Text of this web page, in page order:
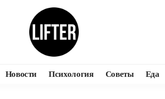
Новости Психология Советы Еда